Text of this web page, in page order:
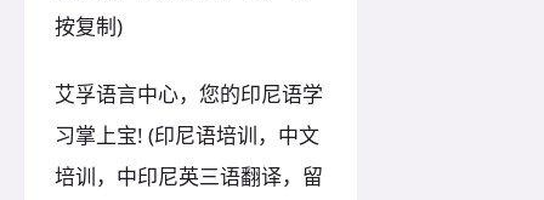
按复制)
艾孚语言中心，您的印尼语学
习掌上宝! (印尼语培训，中文
培训，中印尼英三语翻译，留